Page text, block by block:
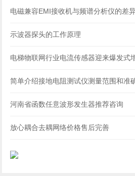
电磁兼容EMI接收机与频谱分析仪的差
示波器探头的工作原理
电梯物联网行业电流传感器迎来爆发式
简单介绍接地电阻测试仪测量范围和准
河南省函数任意波形发生器推荐咨询
放心耦合去耦网络价格售后完善